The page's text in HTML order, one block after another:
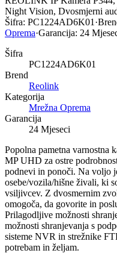
Night Vision, Dvosmjerni
Šifra: PC1224AD6K01 ·
Oprema·Garancija: 24
Šifra
PC1224AD6K01
Brend
Reolink
Kategorija
Mrežna Oprema
Garancija
24 Mjeseci
Popolna pametna varnostna
MP UHD za ostre
podnevi in ponoči. Na voljo
osebe/vozila/hišne živali, ki
vsiljivcev. Z dvosmernim
omogoča, da govorite in
Prilagodljive možnosti
možnosti shranjevanja s
sisteme NVR in strežnike
potrebam in željam.